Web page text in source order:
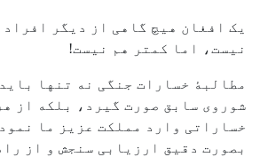
یک افغان هیچ گاهی از دیگر افراد
نیست، اما کمتر هم نیست!
مطالبۀ خسارات جنگی نه تنها
شوروی سابق صورت گیرد، بلکه از
خساراتی وارد مملکت عزیز ما
بصورت دقیق ارزیابی سنجش و از